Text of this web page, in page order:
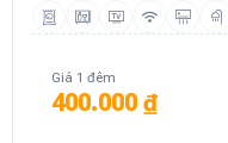
Giá 1 đêm
400.000 ₫